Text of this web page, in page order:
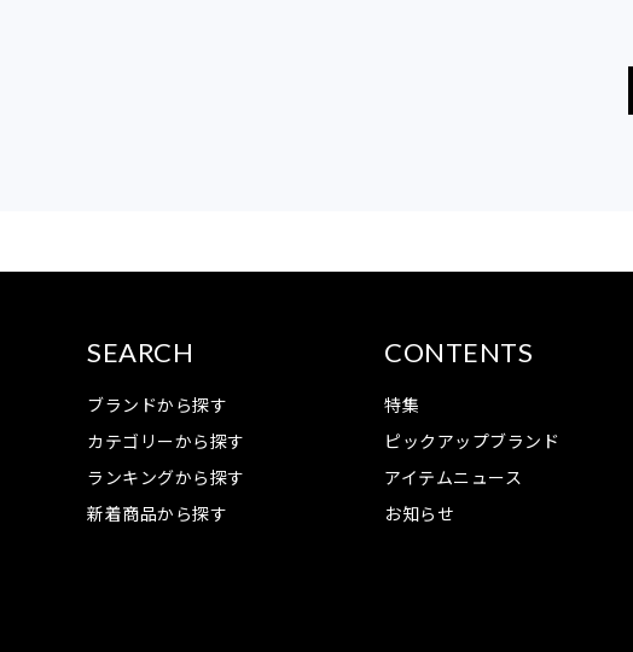
SEARCH
ブランドから探す
カテゴリーから探す
ランキングから探す
新着商品から探す
CONTENTS
特集
ピックアップブランド
アイテムニュース
お知らせ